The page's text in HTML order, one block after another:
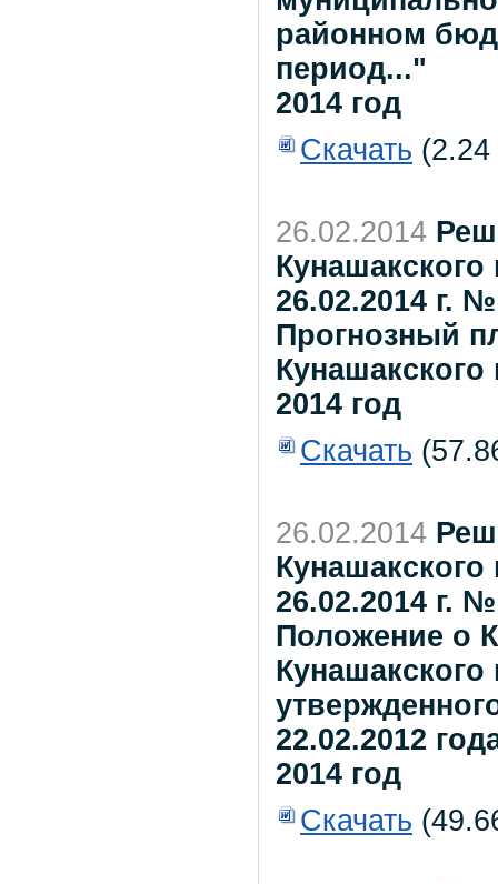
районном
период..."
2014 год
Скачать
26.02.2014
26.02.2014 г.
Прогнозный
2014 год
Скачать
26.02.2014
26.02.2014 г.
Положение о
22.02.2012
2014 год
Скачать